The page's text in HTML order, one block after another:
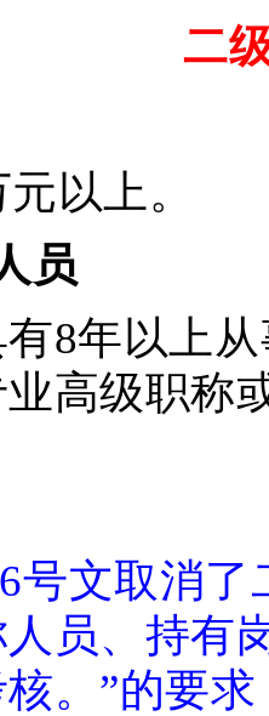
二
以上。
员
8年以上
业高级职称
号文取消
员、持有
。”的要求